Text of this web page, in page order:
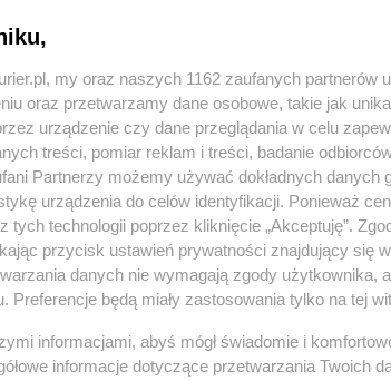
ma łączyć ludzi, a nie dzielić" -
jako Rzecznik Praw Dziecka,
Ja przedstawię państwu politykom te
decyzję" - dodała.
dzieci podkreśliła, że jest
psychicznej, fizycznej i seksualnej".
przemocy wobec dzieci jest złe" - dodała
jest temat dzieci w sieci.
korzystania z internetu.
my oraz naszych 1162 zaufanych partnerów
oraz przetwarzamy dane osobowe, takie jak
urządzenie czy dane przeglądania w celu
treści, pomiar reklam i treści, badanie
Partnerzy możemy używać dokładnych danych
urządzenia do celów identyfikacji. Ponieważ
tych technologii poprzez kliknięcie „Akceptuję”.
przycisk ustawień prywatności znajdujący się
danych nie wymagają zgody użytkownika,
Preferencje będą miały zastosowania tylko na tej
informacjami, abyś mógł świadomie i
informacje dotyczące przetwarzania Twoich